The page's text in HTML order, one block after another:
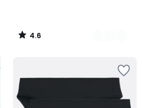
4.6
/